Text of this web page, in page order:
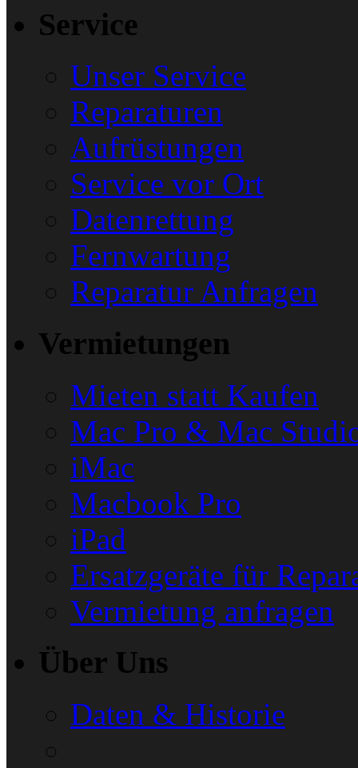
Service
Unser Service
Reparaturen
Aufrüstungen
Service vor Ort
Datenrettung
Fernwartung
Reparatur Anfragen
Vermietungen
Mieten statt Kaufen
Mac Pro & Mac
iMac
Macbook Pro
iPad
Ersatzgeräte für
Vermietung anfragen
Über Uns
Daten & Historie